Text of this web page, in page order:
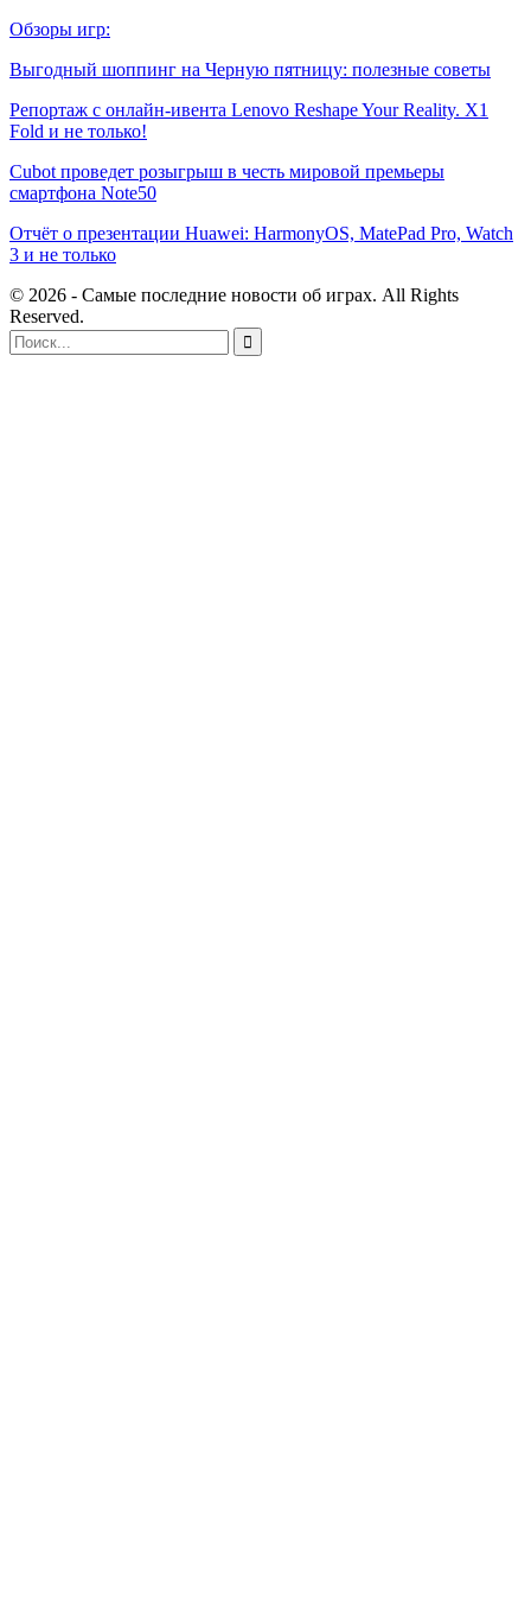
Обзоры игр:
Выгодный шоппинг на Черную пятницу: полезные советы
Репортаж с онлайн-ивента Lenovo Reshape Your Reality. X1
Fold и не только!
Cubot проведет розыгрыш в честь мировой премьеры
смартфона Note50
Отчёт о презентации Huawei: HarmonyOS, MatePad Pro, Watch
3 и не только
© 2026 - Самые последние новости об играх. All Rights
Reserved.